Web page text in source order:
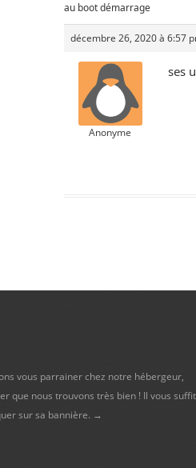
au boot démarrage
décembre 26, 2020 à 6:57
Anonyme
ses
vous parrainer chez notre hébergeur,
que nous trouvons très bien ! Il vous
sur sa bannière. →